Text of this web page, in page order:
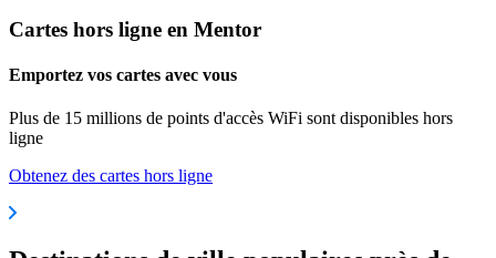
Cartes hors ligne en Mentor
Emportez vos cartes avec vous
Plus de 15 millions de points d'accès WiFi sont disponibles hors
ligne
Obtenez des cartes hors ligne